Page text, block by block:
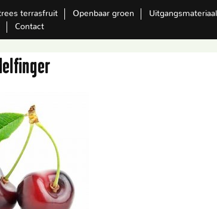
terrasfruit Openbaar groen
Uitgangsmateriaal
Contact